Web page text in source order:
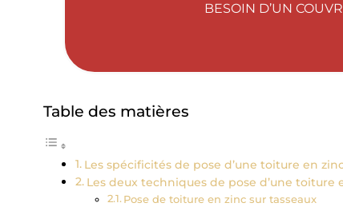
BESOIN D’UN
Table des matières
Les spécificités de pose d’une toiture en
Les deux techniques de pose d’une toiture
Pose de toiture en zinc sur tasseaux